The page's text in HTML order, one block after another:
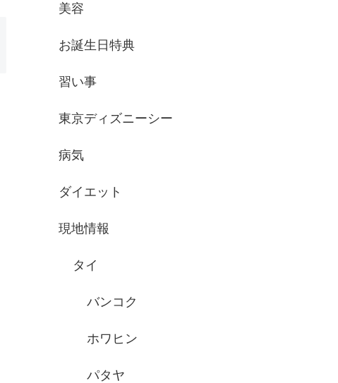
美容
お誕生日特典
習い事
東京ディズニーシー
病気
ダイエット
現地情報
タイ
バンコク
ホワヒン
パタヤ